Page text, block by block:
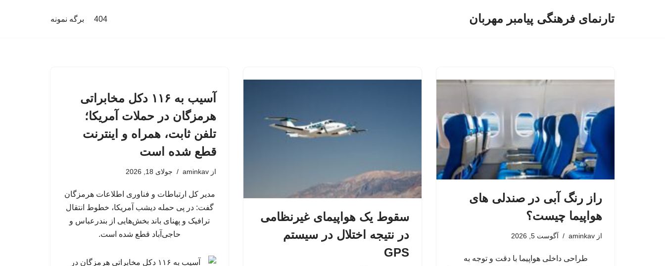
تارنمای فرهنگی پیامبر مهربان 404 برگه نمونه
راز رنگ آبی در صندلی های
هواپیما چیست؟
از aminkav آگوست 5, 2026
طراحی داخلی هواپیما با دقت و توجه به
سقوط یک هواپیمای غیرنظامی
در نتیجه اختلال در سیستم‌
GPS
آسیب به ۱۱۶ دکل مخابراتی
هرمزگان در حملات آمریکا؛
تلفن ثابت، همراه و اینترنت
‌قطع شده است
از aminkav جولای 18, 2026
مدیر کل ارتباطات و فناوری اطلاعات هرمزگان
گفت: در پی حمله دیشب آمریکا، خطوط انتقال
ترافیک و پهنای باند بخش‌هایی از بندرعباس و
حاجی‌آباد قطع شده است.